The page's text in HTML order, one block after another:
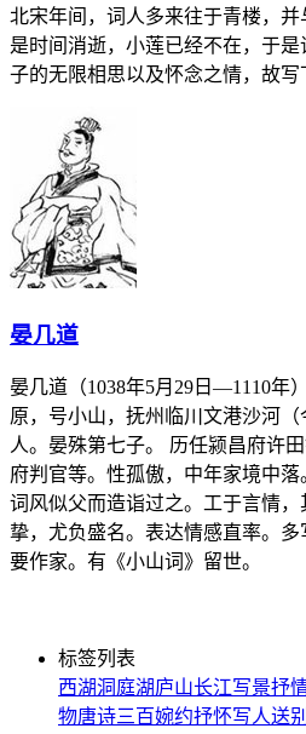
北宋年间，词人多来往于青楼，
是时间消逝，小莲已经不在，于
子的无限相思以及怀念之情，故写
晏几道
晏几道（1038年5月29日—1110年
原，号小山，抚州临川文港沙河（
人。晏殊第七子。 历任颍昌府许
府判官等。性孤傲，中年家境中落
词风似父而造诣过之。工于言情
挚，尤负盛名。表达情感直率。
要作家。有《小山词》留世。
标签列表
西湖洞庭湖庐山长江写景抒
物唐诗三百婉约抒怀写人送别